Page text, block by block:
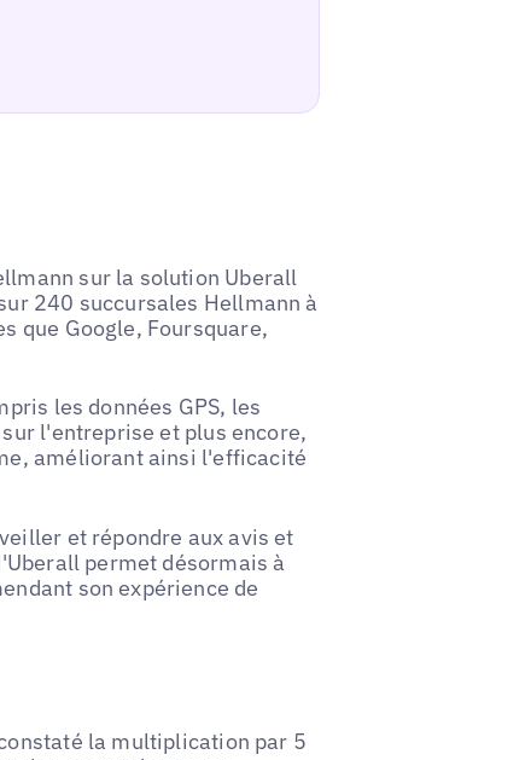
sur la solution Uberall
240 succursales Hellmann à
que Google, Foursquare,
les données GPS, les
l'entreprise et plus encore,
améliorant ainsi l'efficacité
et répondre aux avis et
permet désormais à
son expérience de
la multiplication par 5